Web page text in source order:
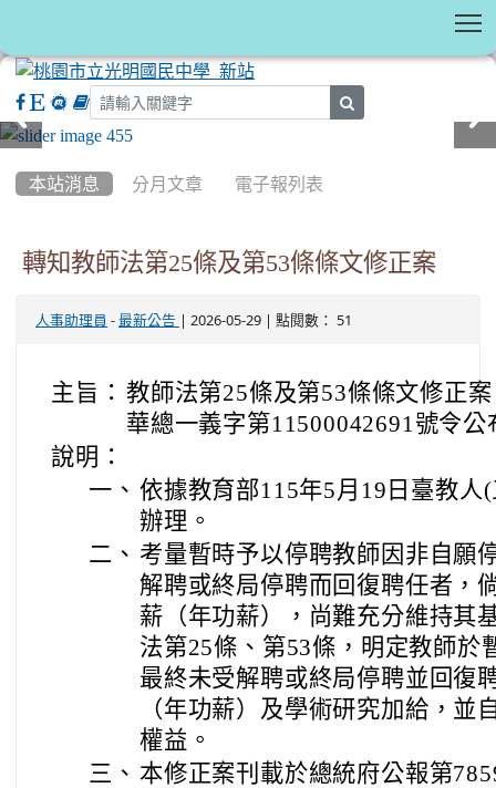
本站消息 分月文章 電子報列表
轉知教師法第25條及第53條條文修正案
人事助理員 - 最新公告 | 2026-05-29 | 點閱數： 51
主旨： 教師法第25條及第53條條文修正
華總一義字第11500042691號令
說明：
一、 依據教育部115年5月19日臺教人
辦理。
二、 考量暫時予以停聘教師因非自願
解聘或終局停聘而回復聘任者，
薪（年功薪），尚難充分維持其
法第25條、第53條，明定教師於
最終未受解聘或終局停聘並回復
（年功薪）及學術研究加給，並
權益。
三、 本修正案刊載於總統府公報第